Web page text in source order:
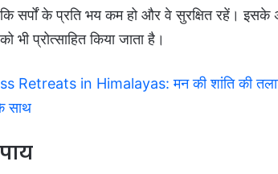
सर्पों के प्रति भय कम हो और वे सुरक्षित रहें।
भी प्रोत्साहित किया जाता है।
Retreats in Himalayas: मन की शांति की
साथ